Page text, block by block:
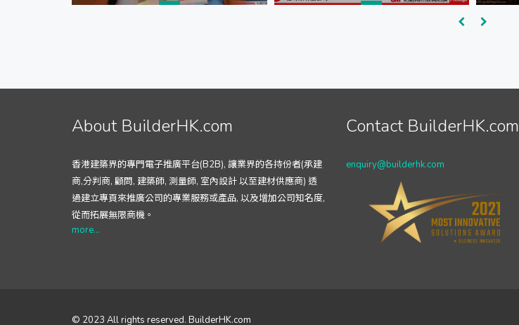
About BuilderHK.com
香港建築界的專門電子推廣平台(B2B), 讓業界的各持份者(承建
商,分判商, 顧問, 建築師, 測量師, 室內設計 以至建材供應商) 透
過建立專頁來推廣公司的專業服務或產品, 以及增加公司知名度,
從而拓展無限商機。
more...
Contact BuilderHK.com
enquiry@builderhk.com
© 2023 All rights reserved. BuilderHK.com